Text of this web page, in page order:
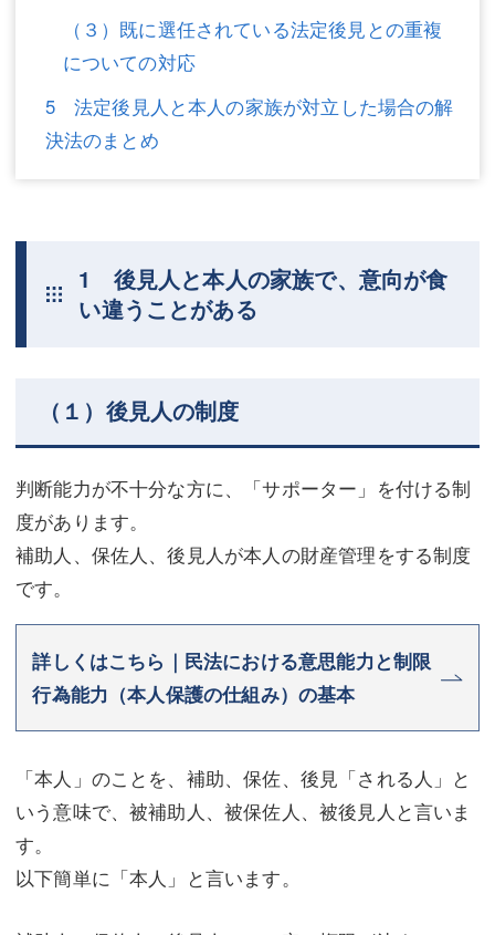
（３）既に選任されている法定後見との重複
についての対応
5 法定後見人と本人の家族が対立した場合の解
決法のまとめ
1 後見人と本人の家族で、意向が食
い違うことがある
（１）後見人の制度
判断能力が不十分な方に、「サポーター」を付ける制
度があります。
補助人、保佐人、後見人が本人の財産管理をする制度
です。
詳しくはこちら｜民法における意思能力と制限
行為能力（本人保護の仕組み）の基本
「本人」のことを、補助、保佐、後見「される人」と
いう意味で、被補助人、被保佐人、被後見人と言いま
す。
以下簡単に「本人」と言います。